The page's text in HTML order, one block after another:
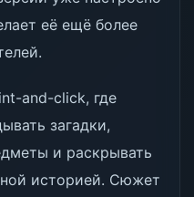
её ещё более
and-click, где
загадки,
и раскрывать
историей. Сюжет